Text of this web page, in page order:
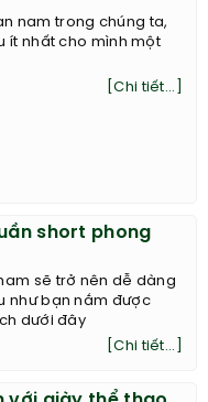
nam trong chúng ta,
ít nhất cho mình một
[Chi tiết...]
short phong
sẽ trở nên dễ dàng
như bạn nắm được
dưới đây
[Chi tiết...]